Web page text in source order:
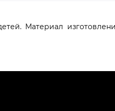
Материал